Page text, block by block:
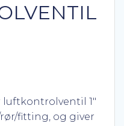
1″
fitting, og giver